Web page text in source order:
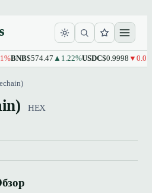
BNB$574.47▲1.22%USDC$0.9998▼0.01%
HEX